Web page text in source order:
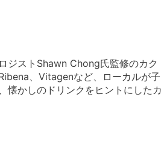
ジストShawn Chong氏監修のカク
、Vitagenなど、ローカルが子
懐かしのドリンクをヒントにしたカ